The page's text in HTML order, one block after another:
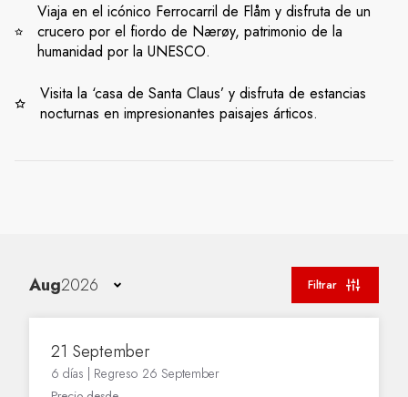
Viaja en el icónico Ferrocarril de Flåm y disfruta de un
crucero por el fiordo de Nærøy, patrimonio de la
humanidad por la UNESCO.
Visita la ‘casa de Santa Claus’ y disfruta de estancias
nocturnas en impresionantes paisajes árticos.